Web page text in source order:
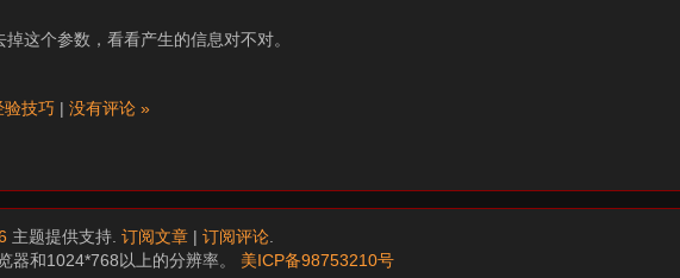
这个参数，看看产生的信息对不对。
验技巧 | 没有评论 »
主题提供支持.订阅文章 |订阅评论
器和1024*768以上的分辨率。 美ICP备98753210号